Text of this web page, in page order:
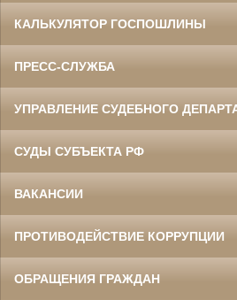
КАЛЬКУЛЯТОР ГОСПОШЛИНЫ
ПРЕСС-СЛУЖБА
УПРАВЛЕНИЕ СУДЕБНОГО
СУДЫ СУБЪЕКТА РФ
ВАКАНСИИ
ПРОТИВОДЕЙСТВИЕ КОРРУПЦИИ
ОБРАЩЕНИЯ ГРАЖДАН